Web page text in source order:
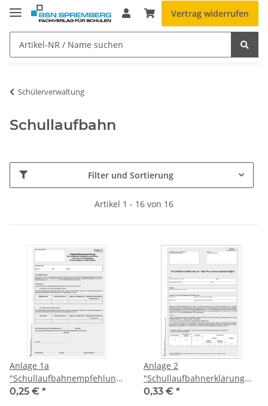
Vertrag widerrufen
Schülerverwaltung
Schullaufbahn
Filter und Sortierung
Artikel 1 - 16 von 16
Anlage 1a
"Schullaufbahnempfehlung"
Sachsen-Anhalt
0,25 € *
Anlage 2
"Schullaufbahnerklärung
der / des
0,33 € *